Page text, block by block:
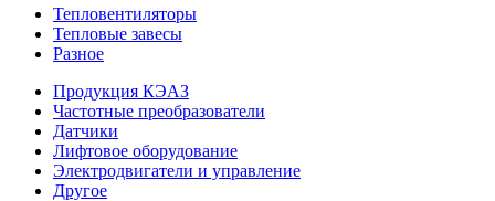
Тепловентиляторы
Тепловые завесы
Разное
Продукция КЭАЗ
Частотные преобразователи
Датчики
Лифтовое оборудование
Электродвигатели и управление
Другое